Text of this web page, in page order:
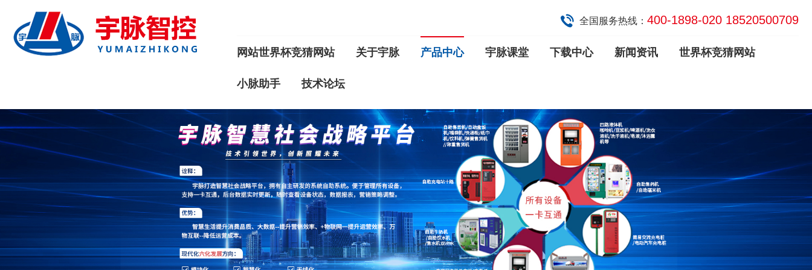
全国服务热线： 400-1898-020 18520500709
网站世界杯竞猜网站 关于宇脉 产品中心 宇脉课堂 下载中心 新闻资讯 世界杯竞猜网站
小脉助手 技术论坛